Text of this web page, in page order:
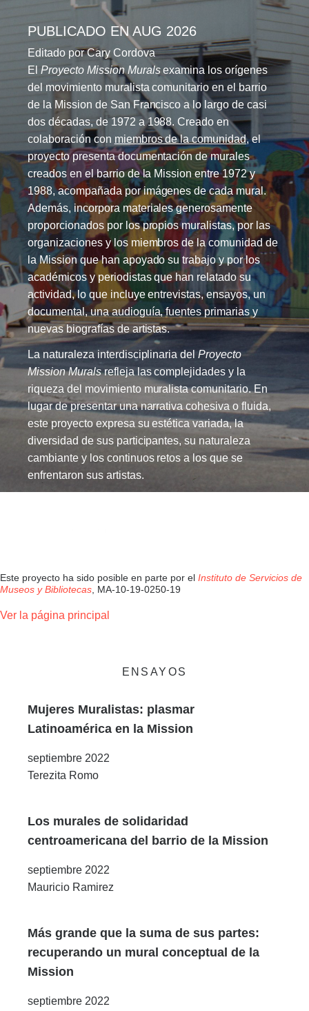
El Proyecto Mission Muralsexamina los orígenes
del movimiento muralista comunitario en el barrio
de la Mission de San Francisco a lo largo de casi
dos décadas, de 1972 a 1988. Creado en
colaboración con miembros de la comunidad, el
proyecto presenta documentación de murales
creados en el barrio de la Mission entre 1972 y
1988, acompañada por imágenes de cada mural.
Además, incorpora materiales generosamente
proporcionados por los propios muralistas, por las
organizaciones y los miembros de la comunidad de
la Mission que han apoyado su trabajo y por los
académicos y periodistas que han relatado su
actividad, lo que incluye entrevistas, ensayos, un
documental, una audioguía, fuentes primarias y
nuevas biografías de artistas.
La naturaleza interdisciplinaria delProyecto
Mission Muralsrefleja las complejidades y la
riqueza del movimiento muralista comunitario. En
lugar de presentar una narrativa cohesiva o fluida,
este proyecto expresa su estética variada, la
diversidad de sus participantes, su naturaleza
cambiante y los continuos retos a los que se
enfrentaron sus artistas.
PUBLICADO EN AUG 2026
Editado por Cary Cordova
Este proyecto ha sido posible en parte por el Instituto de Servicios de
Museos y Bibliotecas , MA-10-19-0250-19
Ver la página principal
ENSAYOS
Mujeres Muralistas: plasmar
Latinoamérica en la Mission
septiembre 2022
Terezita Romo
Los murales de solidaridad
centroamericana del barrio de la Mission
septiembre 2022
Mauricio Ramirez
Más grande que la suma de sus partes:
recuperando un mural conceptual de la
Mission
septiembre 2022